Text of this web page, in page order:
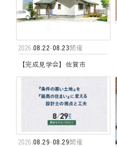
2026.08.22-08.23開催
【完成見学会】佐賀市
2026.08.29-08.29開催